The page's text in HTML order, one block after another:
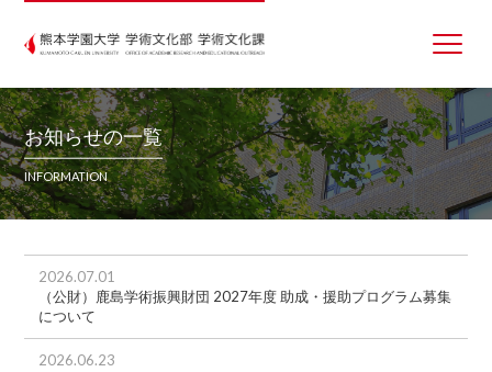
お知らせの一覧
INFORMATION
2026.07.01
（公財）鹿島学術振興財団 2027年度 助成・援助プログラム募集
について
2026.06.23